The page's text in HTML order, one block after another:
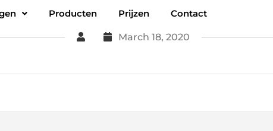
Producten Prijzen Contact
March 18, 2020